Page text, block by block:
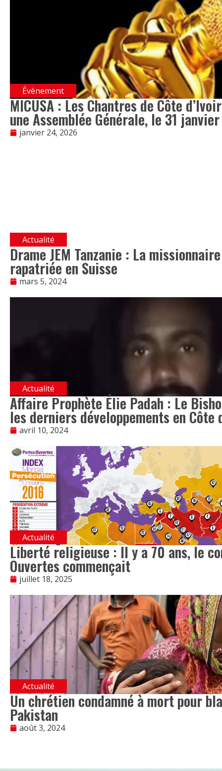
Évènement
MICUSA : Les Chantres de Côte
une Assemblée Générale, le 31
janvier 24, 2026
Actualité
Drame JEM Tanzanie : La
rapatriée en Suisse
mars 5, 2024
Actualité
Affaire Prophète Élie Padah : Le
les derniers développements en Côte
avril 10, 2024
Actualité
Liberté religieuse : Il y a 70 ans, le
Ouvertes commençait
juillet 18, 2025
Actualité
Un chrétien condamné à mort pour
Pakistan
août 3, 2024